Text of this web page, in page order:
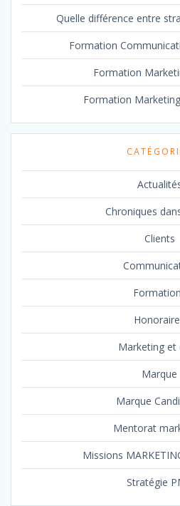
Quelle différence entre
Formation
Formation
Formation
Chroniques
Clients
Marketing et
Marque
Marque
Mentorat
Missions
Stratégie